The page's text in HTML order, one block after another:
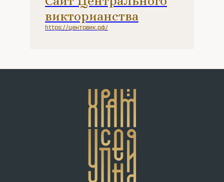
викторианства
https://центрвик.рф/